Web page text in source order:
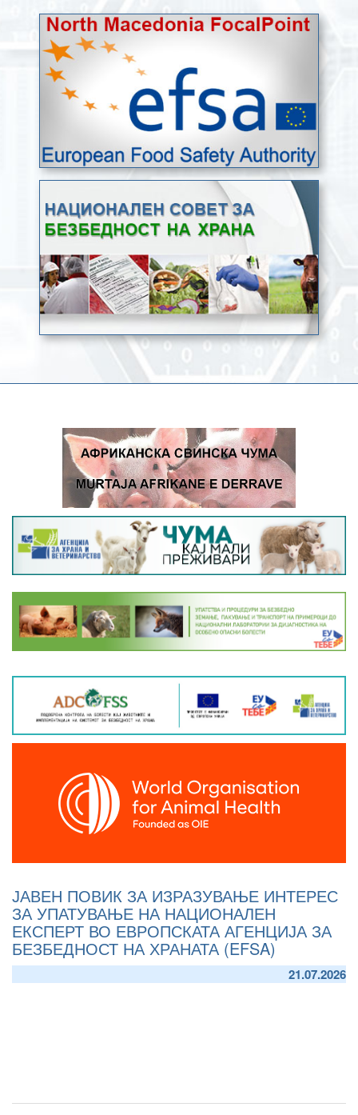
ЈАВЕН ПОВИК ЗА ИЗРАЗУВАЊЕ ИНТЕРЕС
ЗА УПАТУВАЊЕ НА НАЦИОНАЛЕН
ЕКСПЕРТ ВО ЕВРОПСКАТА АГЕНЦИЈА ЗА
БЕЗБЕДНОСТ НА ХРАНАТА (EFSA)
21.07.2026